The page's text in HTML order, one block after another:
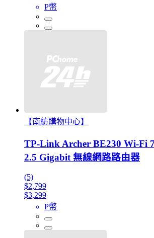
P幣
【南紡購物中心】
TP-Link Archer BE230 Wi-Fi
2.5 Gigabit 無線網路路由器
(5)
$2,799
$3,299
P幣